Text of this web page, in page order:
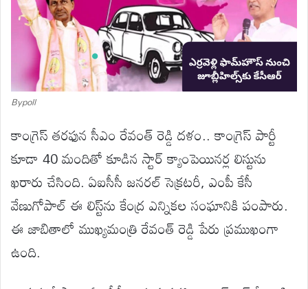
Bypoll
కాంగ్రెస్ తరఫున సీఎం రేవంత్ రెడ్డి దళం.. కాంగ్రెస్ పార్టీ
కూడా 40 మందితో కూడిన స్టార్ క్యాంపెయినర్ల లిస్టును
ఖరారు చేసింది. ఏఐసీసీ జనరల్ సెక్రటరీ, ఎంపీ కేసీ
వేణుగోపాల్ ఈ లిస్ట్‌ను కేంద్ర ఎన్నికల సంఘానికి పంపారు.
ఈ జాబితాలో ముఖ్యమంత్రి రేవంత్ రెడ్డి పేరు ప్రముఖంగా
ఉంది.